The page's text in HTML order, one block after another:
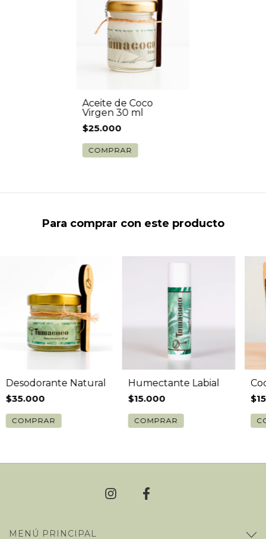
Aceite de Coco
Virgen 30 ml
$25.000
Para comprar con este producto
Desodorante Natural
$35.000
Humectante Labial
$15.000
MENÚ PRINCIPAL